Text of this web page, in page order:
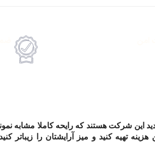
با حجم 35 میلی لیتر محصول جدید این شرکت هستند که رایحه
تهیه کنید و میز آرایشتان را زیباتر